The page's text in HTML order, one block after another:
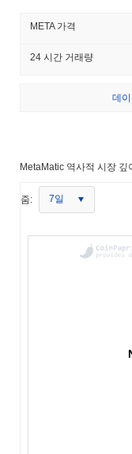
META 가격
24 시간 거래량
데
MetaMatic 역사적 시장 깊
줌: 7일